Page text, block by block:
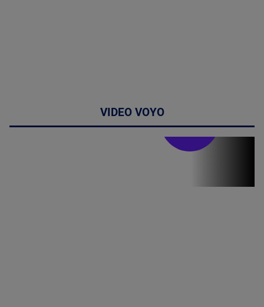
VIDEO VOYO